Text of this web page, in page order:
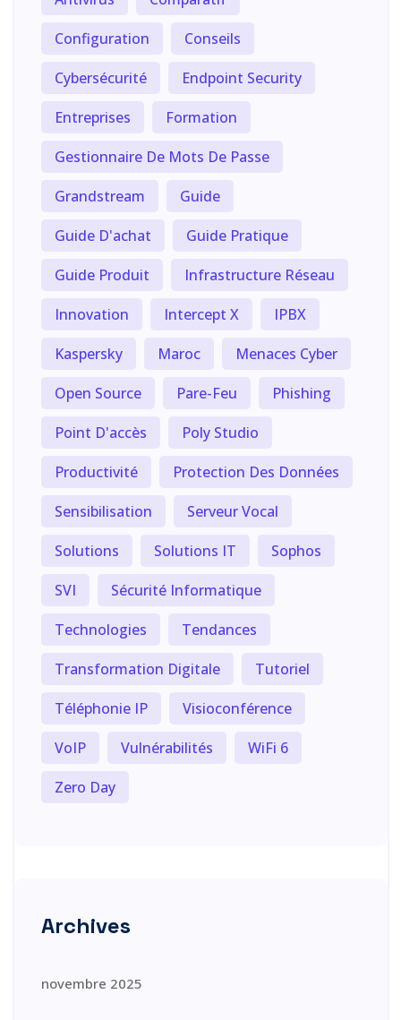
Configuration
Conseils
Cybersécurité
Endpoint Security
Entreprises
Formation
Gestionnaire De Mots De Passe
Grandstream
Guide
Guide D'achat
Guide Pratique
Guide Produit
Infrastructure Réseau
Innovation
Intercept X
IPBX
Kaspersky
Maroc
Menaces Cyber
Open Source
Pare-Feu
Phishing
Point D'accès
Poly Studio
Productivité
Protection Des Données
Sensibilisation
Serveur Vocal
Solutions
Solutions IT
Sophos
SVI
Sécurité Informatique
Technologies
Tendances
Transformation Digitale
Tutoriel
Téléphonie IP
Visioconférence
VoIP
Vulnérabilités
WiFi 6
Zero Day
Archives
novembre 2025